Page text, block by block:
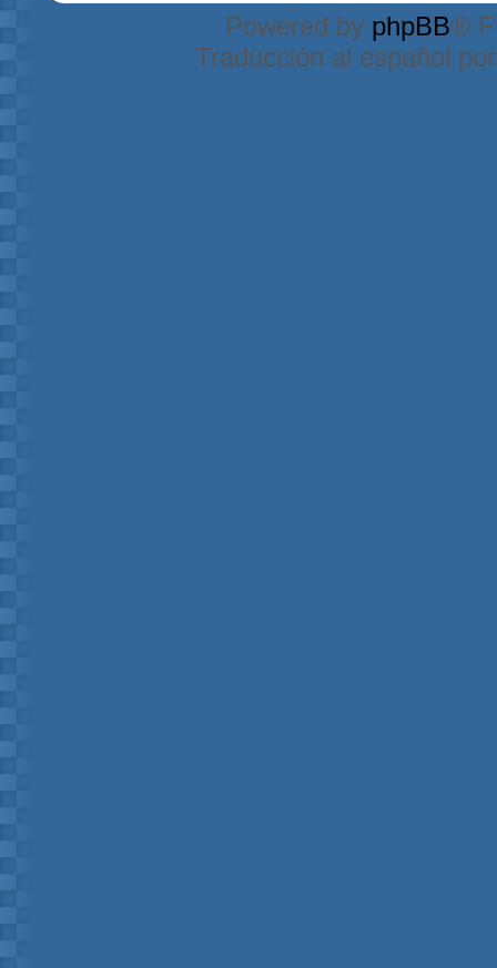
Powered by phpBB®
Traducción al español